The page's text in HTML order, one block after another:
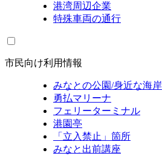
港湾周辺企業
特殊車両の通行
市民向け利用情報
みなとの公園/身近な海岸
勇払マリーナ
フェリーターミナル
港園亭
「立入禁止」箇所
みなと出前講座